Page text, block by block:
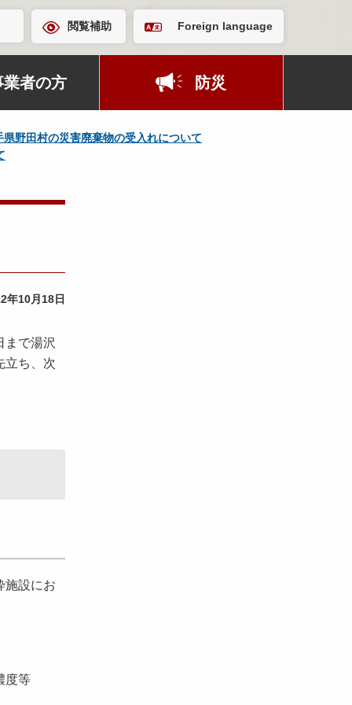
閲覧補助 Foreign language
業者の方 防災
県野田村の災害廃棄物の受入れについて
年10月18日
まで湯沢
立ち、次
施設にお
度等